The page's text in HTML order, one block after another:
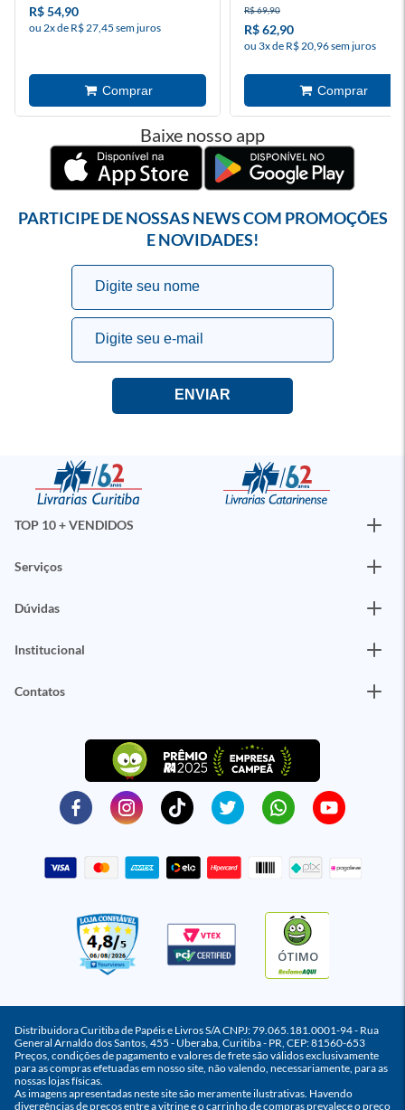
R$ 54,90
ou 2x de R$ 27,45 sem juros
R$ 69,90
R$ 62,90
ou 3x de R$ 20,96 sem juros
Baixe nosso app
PARTICIPE DE NOSSAS NEWS COM PROMOÇÕES
E NOVIDADES!
TOP 10 + VENDIDOS
Serviços
Dúvidas
Institucional
Contatos
ÓTIMO
Distribuidora Curitiba de Papéis e Livros S/A CNPJ: 79.065.181.0001-94 - Rua
General Arnaldo dos Santos, 455 - Uberaba, Curitiba - PR, CEP: 81560-653
Preços, condições de pagamento e valores de frete são válidos exclusivamente
para as compras efetuadas em nosso site, não valendo, necessariamente, para as
nossas lojas físicas.
As imagens apresentadas neste site são meramente ilustrativas. Havendo
divergências de preços entre a vitrine e o carrinho de compras prevalece o preço